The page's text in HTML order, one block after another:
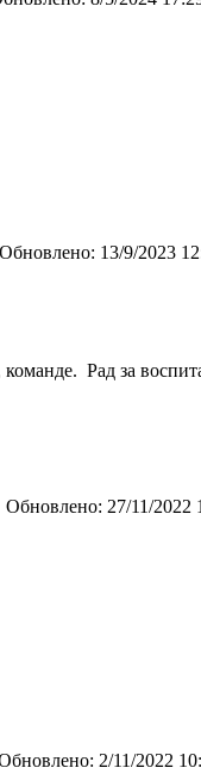
Обновлено: 13/9/2023
команде. Рад за
Обновлено: 27/11/2022
2/11/2022